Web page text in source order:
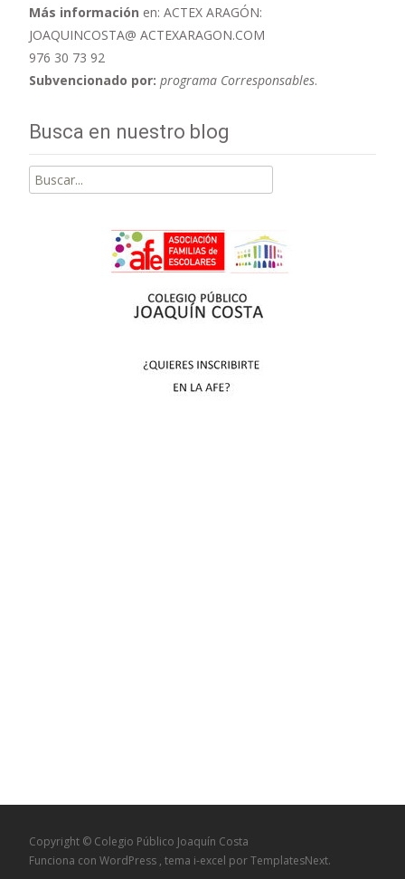
Más información en: ACTEX ARAGÓN:
JOAQUINCOSTA@ ACTEXARAGON.COM
976 30 73 92
Subvencionado por: programa Corresponsables.
Busca en nuestro blog
Buscar
por:
Copyright © Colegio Público Joaquín Costa
Funciona con WordPress , tema i-excel por TemplatesNext.